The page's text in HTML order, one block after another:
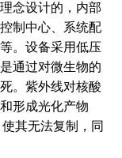
念设计的，内部
制中心、系统配
。设备采用低压
通过对微生物的
。紫外线对核酸
形成光化产物
其无法复制，同